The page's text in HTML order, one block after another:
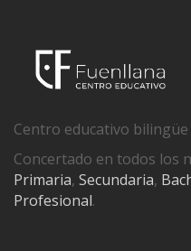
Centro educativo
Concertado en todos los
Primaria, Secundaria,
Profesional.